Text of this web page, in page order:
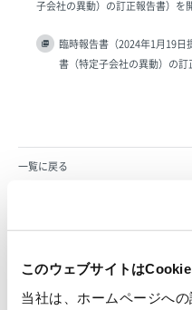
このウェブサイトは
当社は、ホームページへ
子会社の異動）の訂正報告書）を
臨時報告書（2024年1月19
書（特定子会社の異動）の訂
一覧に戻る